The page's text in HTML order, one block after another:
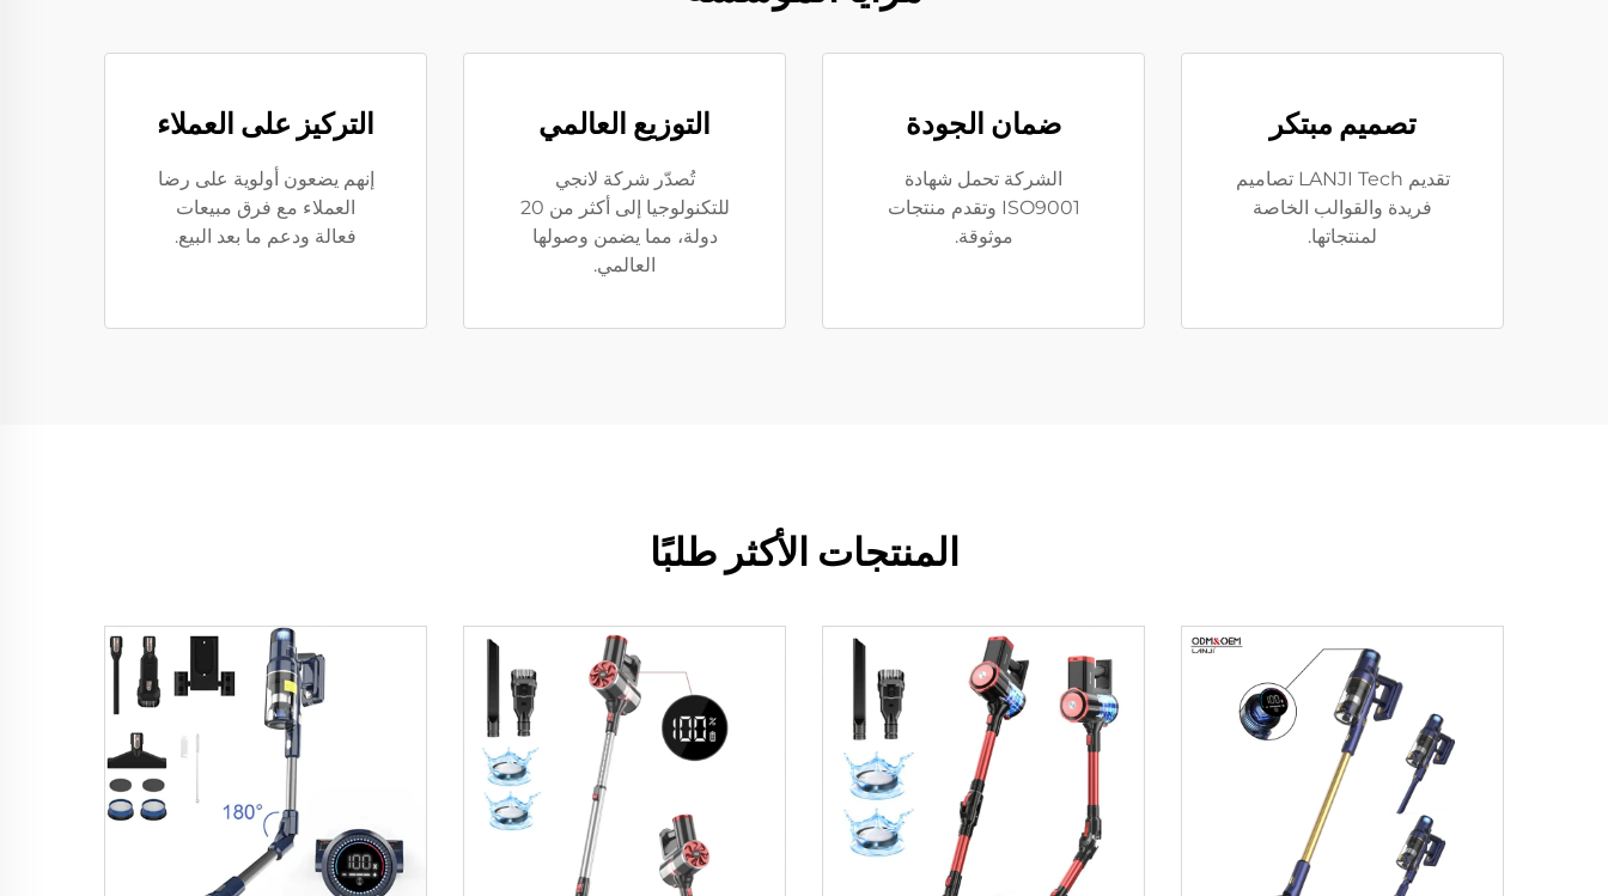
تصميم مبتكر
تقديم LANJI Tech تصاميم
فريدة والقوالب الخاصة
لمنتجاتها.
ضمان الجودة
الشركة تحمل شهادة
ISO9001 وتقدم منتجات
موثوقة.
التوزيع العالمي
تُصدّر شركة لانجي
للتكنولوجيا إلى أكثر من 20
دولة، مما يضمن وصولها
العالمي.
التركيز على العملاء
إنهم يضعون أولوية على رضا
العملاء مع فرق مبيعات
فعالة ودعم ما بعد البيع.
المنتجات الأكثر طلبًا